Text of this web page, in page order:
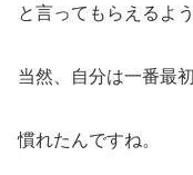
と言ってもらえるよ
当然、自分は一番最
慣れたんですね。